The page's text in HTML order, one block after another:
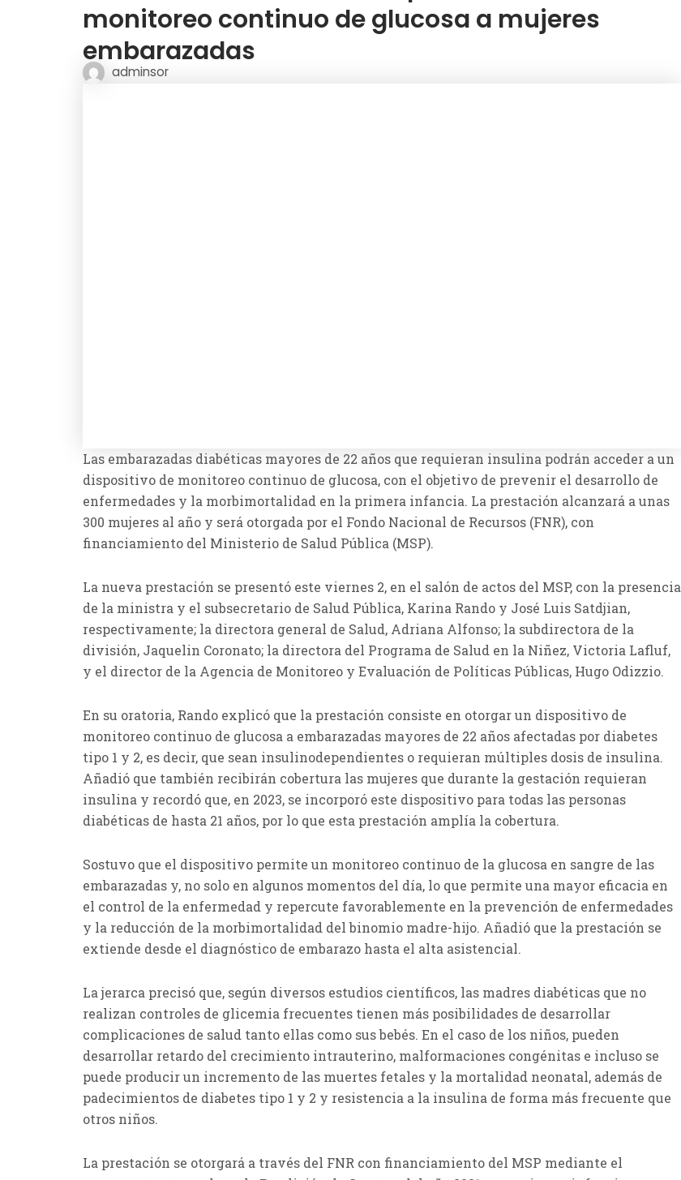
monitoreo continuo de glucosa a mujeres
embarazadas
adminsor
Las embarazadas diabéticas mayores de 22 años que requieran insulina podrán acceder a un
dispositivo de monitoreo continuo de glucosa, con el objetivo de prevenir el desarrollo de
enfermedades y la morbimortalidad en la primera infancia. La prestación alcanzará a unas
300 mujeres al año y será otorgada por el Fondo Nacional de Recursos (FNR), con
financiamiento del Ministerio de Salud Pública (MSP).
La nueva prestación se presentó este viernes 2, en el salón de actos del MSP, con la presencia
de la ministra y el subsecretario de Salud Pública, Karina Rando y José Luis Satdjian,
respectivamente; la directora general de Salud, Adriana Alfonso; la subdirectora de la
división, Jaquelin Coronato; la directora del Programa de Salud en la Niñez, Victoria Lafluf,
y el director de la Agencia de Monitoreo y Evaluación de Políticas Públicas, Hugo Odizzio.
En su oratoria, Rando explicó que la prestación consiste en otorgar un dispositivo de
monitoreo continuo de glucosa a embarazadas mayores de 22 años afectadas por diabetes
tipo 1 y 2, es decir, que sean insulinodependientes o requieran múltiples dosis de insulina.
Añadió que también recibirán cobertura las mujeres que durante la gestación requieran
insulina y recordó que, en 2023, se incorporó este dispositivo para todas las personas
diabéticas de hasta 21 años, por lo que esta prestación amplía la cobertura.
Sostuvo que el dispositivo permite un monitoreo continuo de la glucosa en sangre de las
embarazadas y, no solo en algunos momentos del día, lo que permite una mayor eficacia en
el control de la enfermedad y repercute favorablemente en la prevención de enfermedades
y la reducción de la morbimortalidad del binomio madre-hijo. Añadió que la prestación se
extiende desde el diagnóstico de embarazo hasta el alta asistencial.
La jerarca precisó que, según diversos estudios científicos, las madres diabéticas que no
realizan controles de glicemia frecuentes tienen más posibilidades de desarrollar
complicaciones de salud tanto ellas como sus bebés. En el caso de los niños, pueden
desarrollar retardo del crecimiento intrauterino, malformaciones congénitas e incluso se
puede producir un incremento de las muertes fetales y la mortalidad neonatal, además de
padecimientos de diabetes tipo 1 y 2 y resistencia a la insulina de forma más frecuente que
otros niños.
La prestación se otorgará a través del FNR con financiamiento del MSP mediante el